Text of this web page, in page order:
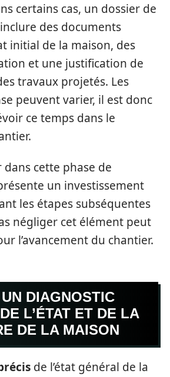
certains cas, un dossier de
des documents
initial de la maison, des
et une justification de
travaux projetés. Les
peuvent varier, il est donc
ce temps dans le
cette phase de
un investissement
les étapes subséquentes
négliger cet élément peut
l’avancement du chantier.
DIAGNOSTIC
L’ÉTAT ET DE LA
DE LA MAISON
de l’état général de la